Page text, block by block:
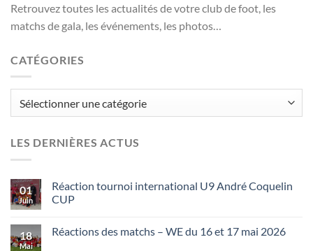
Retrouvez toutes les actualités de votre club de foot, les
matchs de gala, les événements, les photos…
CATÉGORIES
LES DERNIÈRES ACTUS
01
Juin
Réaction tournoi international U9 André Coquelin
CUP
18
Mai
Réactions des matchs – WE du 16 et 17 mai 2026